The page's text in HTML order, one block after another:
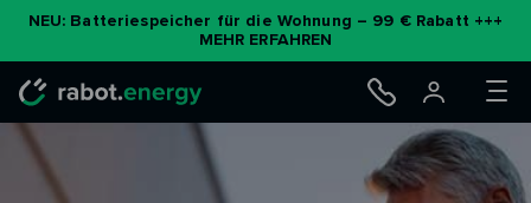
NEU: Batteriespeicher für die Wohnung – 99 € Rabatt +++
MEHR ERFAHREN
Zum
Inhalt
springen